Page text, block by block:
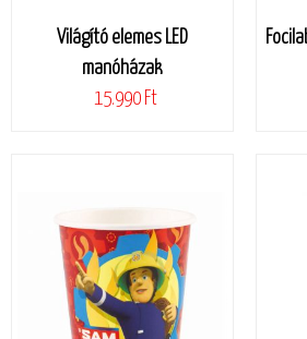
Világító elemes LED
manóházak
15.990 Ft